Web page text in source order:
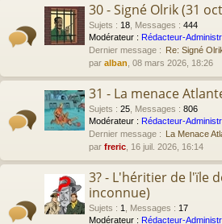
30 - Signé Olrik (31
Sujets : 18 Messages : 444
Modérateur : Rédacteur-
Dernier message : Re: Signé
par alban , 08 mars 2026, 18:26
31 - La menace
Sujets : 25 Messages : 806
Modérateur : Rédacteur-
Dernier message : La Menace
par freric , 16 juil. 2026, 16:14
3? - L'héritier de l'ïle
inconnue)
Sujets : 1 Messages : 17
Modérateur : Rédacteur-